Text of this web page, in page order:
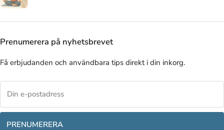
Prenumerera på nyhetsbrevet
Få erbjudanden och användbara tips direkt i din inkorg.
PRENUMERERA